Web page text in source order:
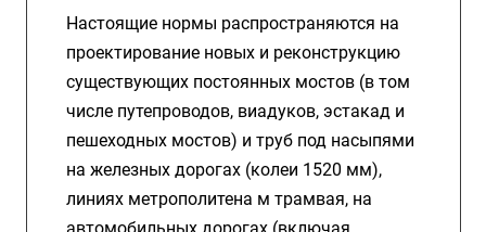
Настоящие нормы распространяются на
проектирование новых и реконструкцию
существующих постоянных мостов (в том
числе путепроводов, виадуков, эстакад и
пешеходных мостов) и труб под насыпями
на железных дорогах (колеи 1520 мм),
линиях метрополитена м трамвая, на